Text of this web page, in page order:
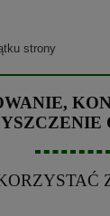
strony